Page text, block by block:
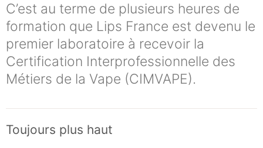
C’est au terme de plusieurs heures de
formation que Lips France est devenu le
premier laboratoire à recevoir la
Certification Interprofessionnelle des
Métiers de la Vape (CIMVAPE).
Toujours plus haut